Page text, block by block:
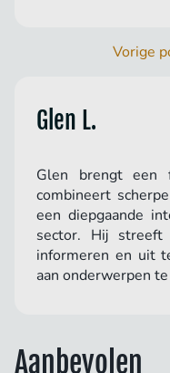
Vorige
Glen L.
Glen brengt een
combineert
een diepgaande
sector. Hij
informeren en uit
aan onderwerpen
Aanbevolen